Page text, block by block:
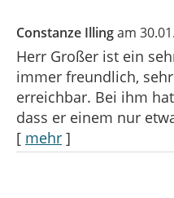
Constanze Illingam
Herr Großer ist ein
immer freundlich,
erreichbar. Bei ihm
dass er einem nur
[ mehr ]